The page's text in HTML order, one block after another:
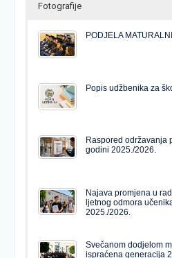
Fotografije
PODJELA
Popis udžbenika za
Raspored održavanja
godini 2025./2026.
Najava promjena u
ljetnog odmora
2025./2026.
Svečanom dodjelom
ispraćena generacija